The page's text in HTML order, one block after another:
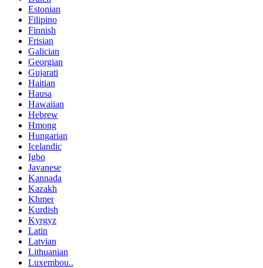
Estonian
Filipino
Finnish
Frisian
Galician
Georgian
Gujarati
Haitian
Hausa
Hawaiian
Hebrew
Hmong
Hungarian
Icelandic
Igbo
Javanese
Kannada
Kazakh
Khmer
Kurdish
Kyrgyz
Latin
Latvian
Lithuanian
Luxembou..